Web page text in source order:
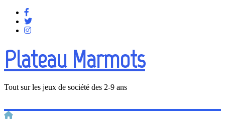
Plateau Marmots
Tout sur les jeux de société des 2-9 ans